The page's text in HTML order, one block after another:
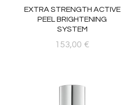
EXTRA STRENGTH ACTIVE
PEEL BRIGHTENING
SYSTEM
153,00 €